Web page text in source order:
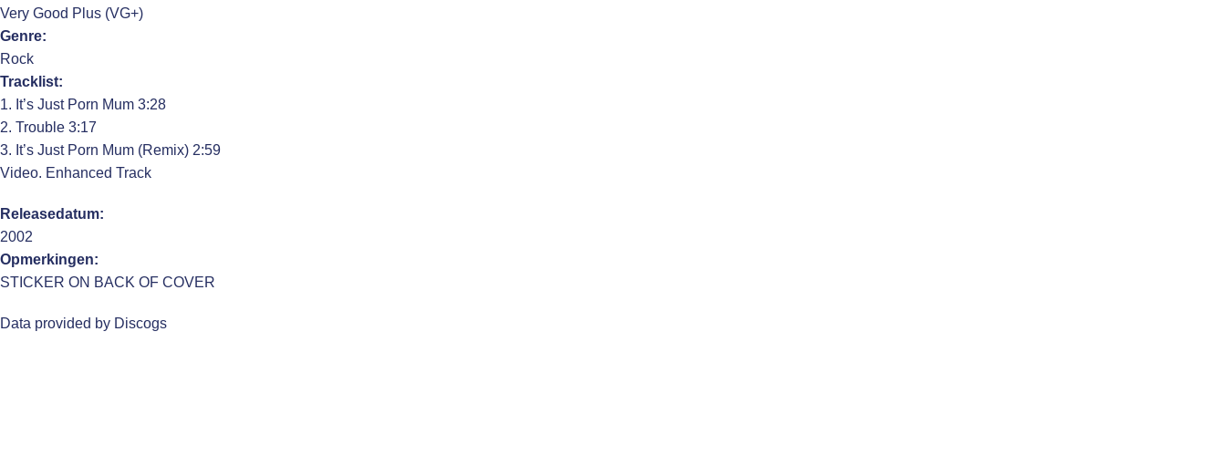
Very Good Plus (VG+)
Genre:
Rock
Tracklist:
1. It’s Just Porn Mum 3:28
2. Trouble 3:17
3. It’s Just Porn Mum (Remix) 2:59
Video. Enhanced Track
Releasedatum:
2002
Opmerkingen:
STICKER ON BACK OF COVER
Data provided by Discogs